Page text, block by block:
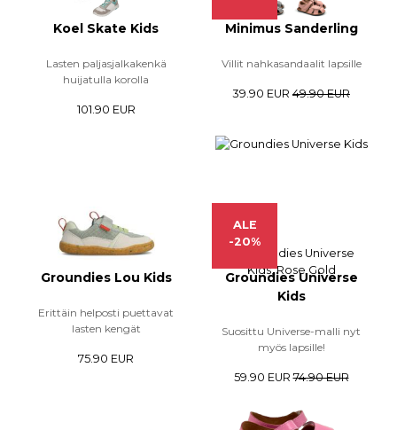
Koel Skate Kids
Lasten paljasjalkakenkä
huijatulla korolla
101.90 EUR
Minimus Sanderling
Villit nahkasandaalit lapsille
39.90 EUR 49.90 EUR
Groundies Lou Kids
Erittäin helposti puettavat
lasten kengät
75.90 EUR
ALE
-20%
Groundies Universe
Kids
Suosittu Universe-malli nyt
myös lapsille!
59.90 EUR 74.90 EUR